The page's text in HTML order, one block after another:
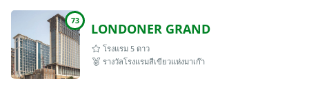
73 LONDONER GRAND
โรงแรม 5 ดาว
รางวัลโรงแรมสีเขียวแห่งมาเก๊า